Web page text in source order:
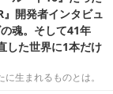
開発者インタビュ
魂。そして41年
した世界に1本だけ
生まれるものとは。